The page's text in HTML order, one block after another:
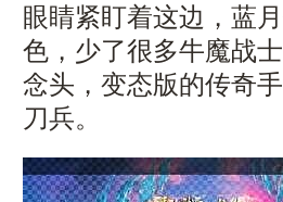
眼睛紧盯着这边，蓝
色，少了很多牛魔战
念头，变态版的传奇
刀兵。